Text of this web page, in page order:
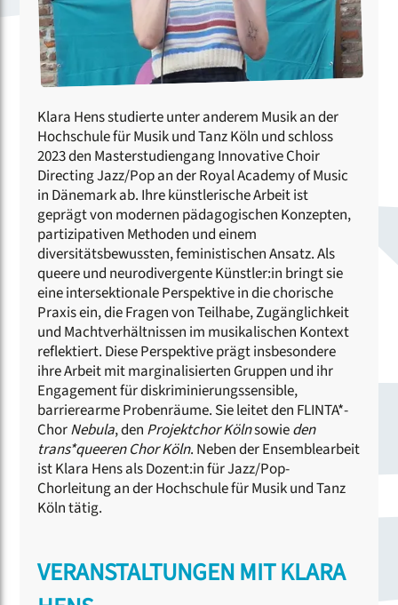
Klara Hens studierte unter anderem Musik an der
Hochschule für Musik und Tanz Köln und schloss
2023 den Masterstudiengang Innovative Choir
Directing Jazz/Pop an der Royal Academy of Music
in Dänemark ab. Ihre künstlerische Arbeit ist
geprägt von modernen pädagogischen Konzepten,
partizipativen Methoden und einem
diversitätsbewussten, feministischen Ansatz. Als
queere und neurodivergente Künstler:in bringt sie
eine intersektionale Perspektive in die chorische
Praxis ein, die Fragen von Teilhabe, Zugänglichkeit
und Machtverhältnissen im musikalischen Kontext
reflektiert. Diese Perspektive prägt insbesondere
ihre Arbeit mit marginalisierten Gruppen und ihr
Engagement für diskriminierungssensible,
barrierearme Probenräume. Sie leitet den FLINTA*-
ChorNebula, den Projektchor Kölnsowieden
trans*queeren Chor Köln. Neben der Ensemblearbeit
ist Klara Hens als Dozent:in für Jazz/Pop-
Chorleitung an der Hochschule für Musik und Tanz
Köln tätig.
VERANSTALTUNGEN MIT KLARA